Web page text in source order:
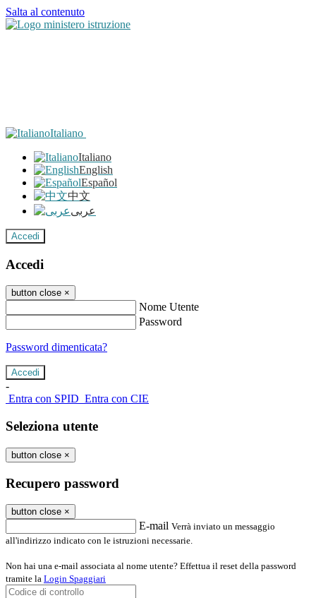
Salta al contenuto
Italiano
Italiano
English
Español
中文
عربى
Accedi
Accedi
button close ×
Nome Utente
Password
Password dimenticata?
-
Entra con SPID Entra con CIE
Seleziona utente
button close ×
Recupero password
button close ×
E-mail Verrà inviato un messaggio
all'indirizzo indicato con le istruzioni necessarie.
Non hai una e-mail associata al nome utente? Effettua il reset della password
tramite la Login Spaggiari